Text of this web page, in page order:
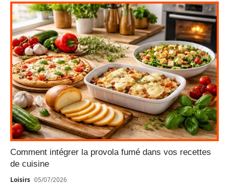
Comment intégrer la provola fumé dans vos recettes
de cuisine
Loisirs 05/07/2026